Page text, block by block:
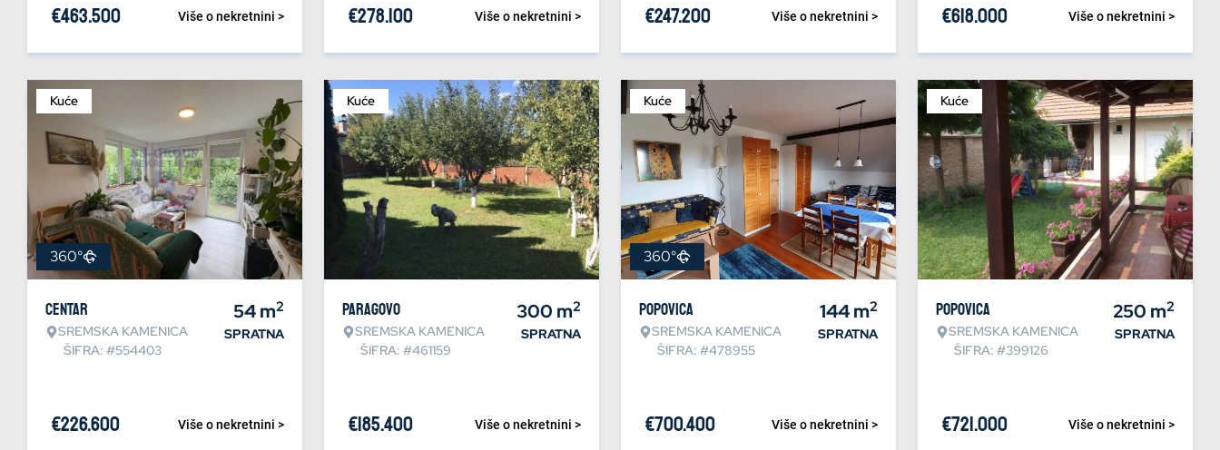
Više o nekretnini >
€463.500 Više o nekretnini >
€278.100 Više o nekretnini >
€247.200 Više o nekretnini >
€618.000
Kuće
360°
Centar
SREMSKA KAMENICA
ŠIFRA: #554403
54m2
SPRATNA
Više o nekretnini >
€226.600
Kuće
Paragovo
SREMSKA KAMENICA
ŠIFRA: #461159
300 m2
SPRATNA
Više o nekretnini >
€185.400
Kuće
360°
Popovica
SREMSKA KAMENICA
ŠIFRA: #478955
144m2
SPRATNA
Više o nekretnini >
€700.400
Kuće
Popovica
SREMSKA KAMENICA
ŠIFRA: #399126
250 m2
SPRATNA
Više o nekretnini >
€721.000